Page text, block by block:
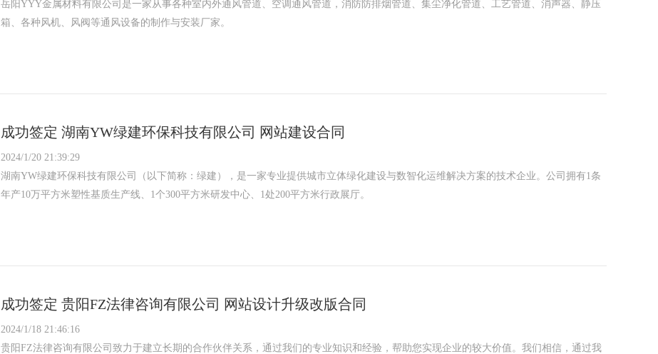
岳阳YYY金属材料有限公司是一家从事各种室内外通风管道、空调通风管道，消防防排烟管道、集尘净化管道、工艺管道、消声器、静压
箱、各种风机、风阀等通风设备的制作与安装厂家。
成功签定 湖南YW绿建环保科技有限公司 网站建设合同
2024/1/20 21:39:29
湖南YW绿建环保科技有限公司（以下简称：绿建），是一家专业提供城市立体绿化建设与数智化运维解决方案的技术企业。公司拥有1条
年产10万平方米塑性基质生产线、1个300平方米研发中心、1处200平方米行政展厅。
成功签定 贵阳FZ法律咨询有限公司 网站设计升级改版合同
2024/1/18 21:46:16
贵阳FZ法律咨询有限公司致力于建立长期的合作伙伴关系，通过我们的专业知识和经验，帮助您实现企业的较大价值。我们相信，通过我